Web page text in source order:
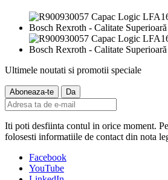
Ultimele noutati si promotii speciale
Iti poti desfiinta contul in orice moment.
folosesti informatiile de contact din nota
Facebook
YouTube